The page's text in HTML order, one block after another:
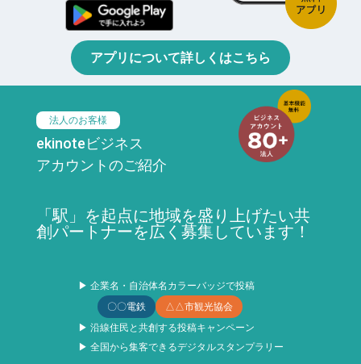
アプリについて詳しくはこちら
法人のお客様
ekinoteビジネス
アカウントのご紹介
「駅」を起点に地域を盛り上げたい共
創パートナーを広く募集しています！
▶ 企業名・自治体名カラーバッジで投稿
〇〇電鉄
△△市観光協会
▶ 沿線住民と共創する投稿キャンペーン
▶ 全国から集客できるデジタルスタンプラリー